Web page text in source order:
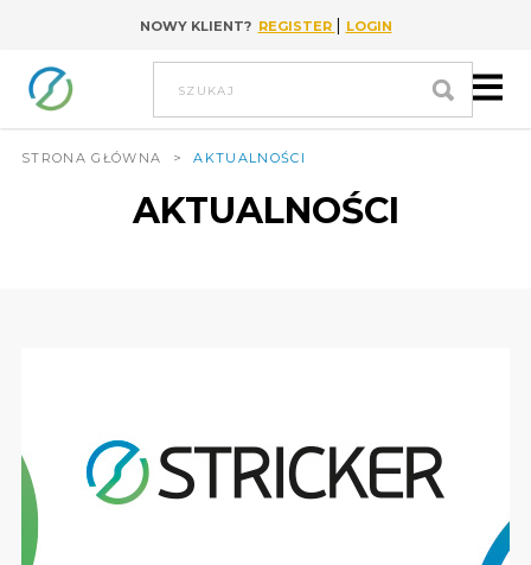
Go to contentNOWY KLIENT? REGISTER | LOGIN
szukaj
STRONA GŁÓWNA > AKTUALNOŚCI
AKTUALNOŚCI